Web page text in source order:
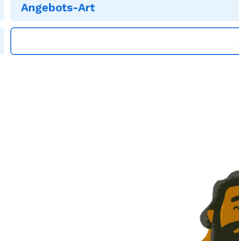
Angebots-Art